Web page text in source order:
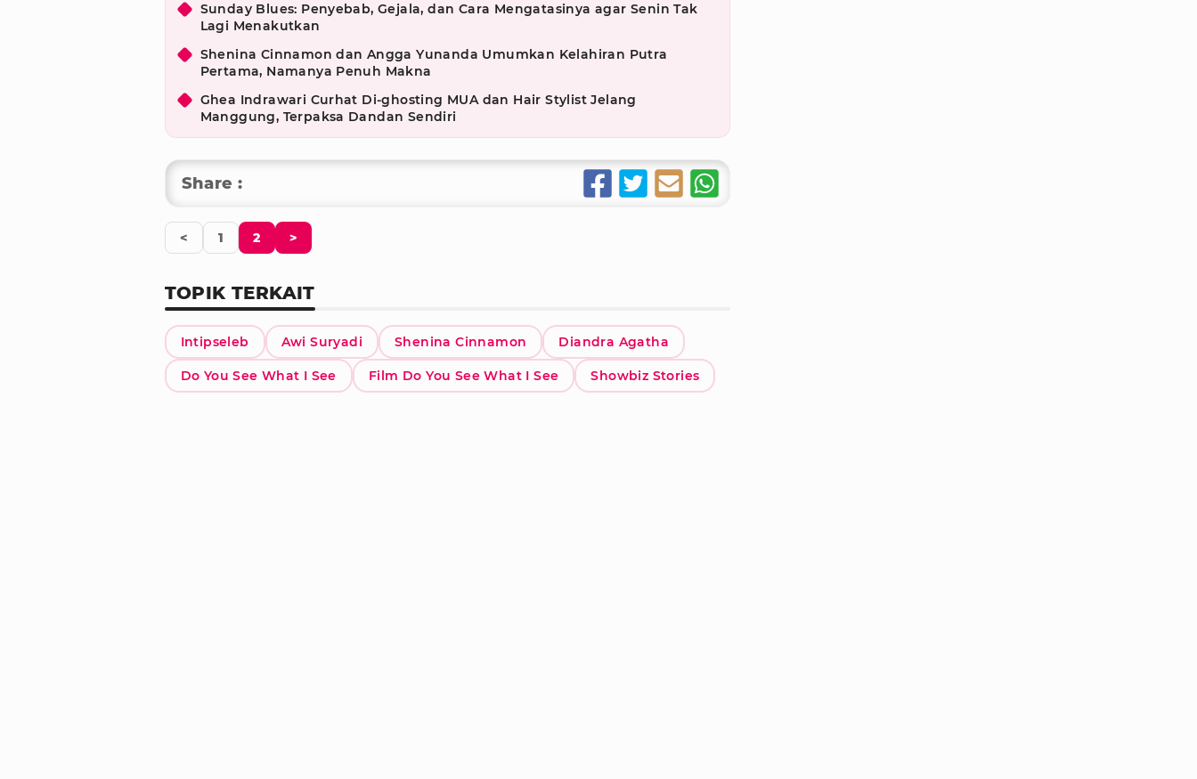
Sunday Blues: Penyebab, Gejala, dan Cara Mengatasinya agar Senin Tak
Lagi Menakutkan
Shenina Cinnamon dan Angga Yunanda Umumkan Kelahiran Putra
Pertama, Namanya Penuh Makna
Ghea Indrawari Curhat Di-ghosting MUA dan Hair Stylist Jelang
Manggung, Terpaksa Dandan Sendiri
Share :
< 1 2 >
TOPIK TERKAIT
Intipseleb Awi Suryadi Shenina Cinnamon Diandra Agatha
Do You See What I See Film Do You See What I See Showbiz Stories